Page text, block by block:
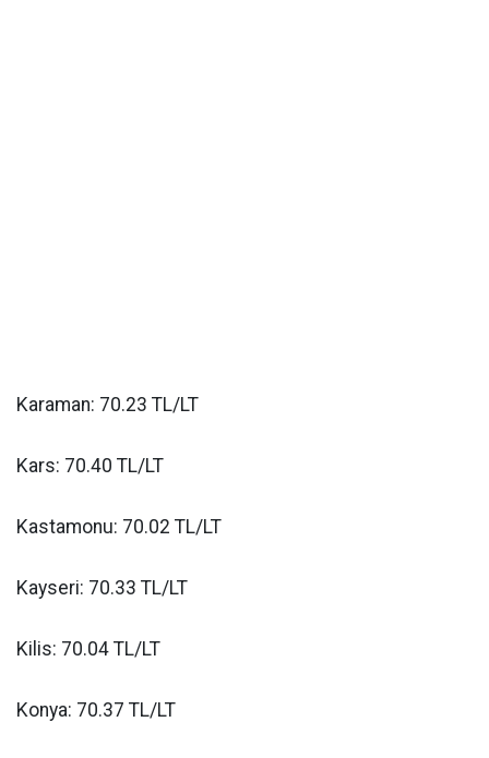
Karaman: 70.23 TL/LT
Kars: 70.40 TL/LT
Kastamonu: 70.02 TL/LT
Kayseri: 70.33 TL/LT
Kilis: 70.04 TL/LT
Konya: 70.37 TL/LT